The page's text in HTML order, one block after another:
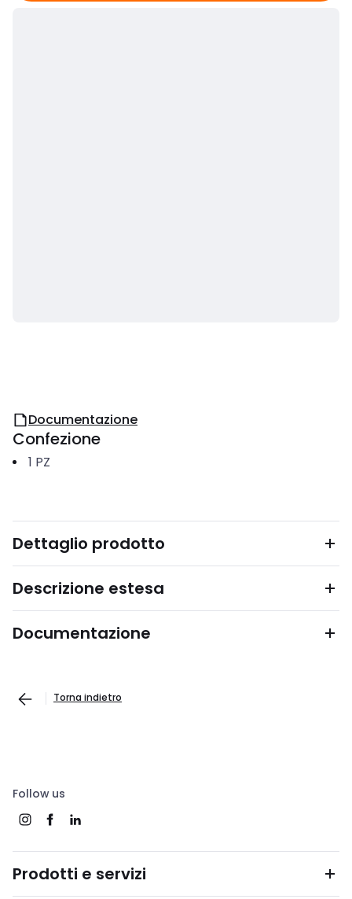
Documentazione
Confezione
1 PZ
Dettaglio prodotto
Descrizione estesa
Documentazione
Torna indietro
Follow us
Prodotti e servizi